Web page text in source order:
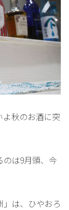
よ秋のお酒に突
のは9月頭、今
」は、ひやおろ